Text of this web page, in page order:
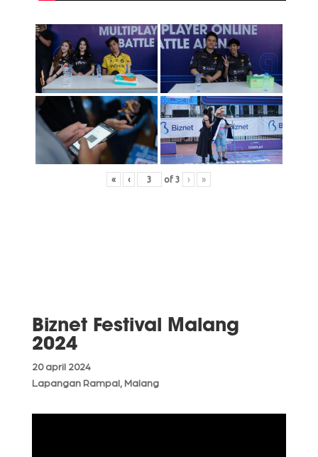
« ‹ of3 › »
Biznet Festival Malang
2024
20 april 2024
Lapangan Rampal, Malang